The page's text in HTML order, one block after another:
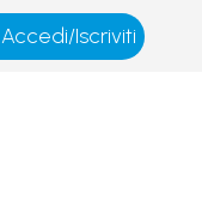
Accedi/Iscriviti